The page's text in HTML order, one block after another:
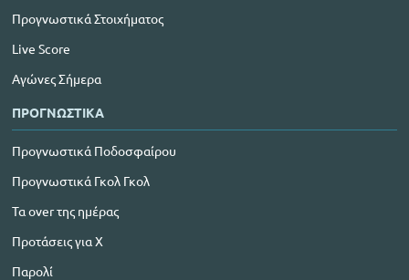
Προγνωστικά Στοιχήματος
Live Score
Αγώνες Σήμερα
ΠΡΟΓΝΩΣΤΙΚΑ
Προγνωστικά Ποδοσφαίρου
Προγνωστικά Γκολ Γκολ
Τα over της ημέρας
Προτάσεις για Χ
Παρολί